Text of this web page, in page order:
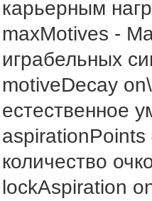
карьерным
maxMotives -
играбельных
motiveDecay
естественное
aspirationPoints
количество
lockAspiration